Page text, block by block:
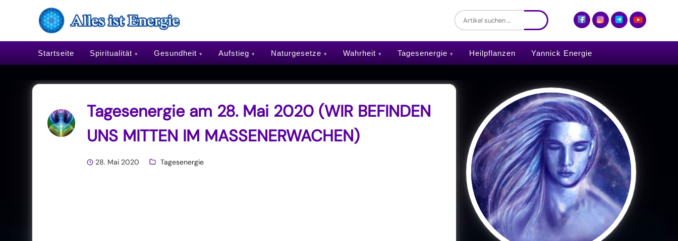
Spirituelles Wissen, Energie und Heilung zur Bewusstseinserweiterung – Alles ist
Startseite Spiritualität Gesundheit Aufstieg Naturgesetze Wahrheit Tagesenergie Heilpflanzen Yannick Energie
Tagesenergie am 28. Mai 2020 (WIR BEFINDEN
UNS MITTEN IM MASSENERWACHEN)
28. Mai 2020 Tagesenergie